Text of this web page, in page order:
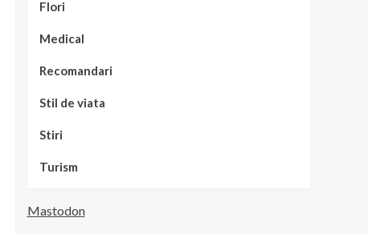
Flori
Medical
Recomandari
Stil de viata
Stiri
Turism
Mastodon